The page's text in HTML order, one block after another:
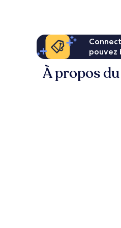
pouvez
À propos